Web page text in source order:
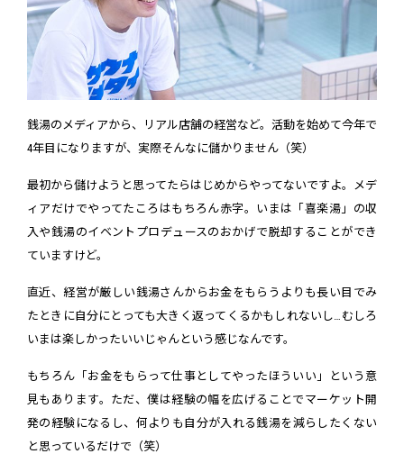
銭湯のメディアから、リアル店舗の経営など。活動を始めて今年で
4年目になりますが、実際そんなに儲かりません（笑）
最初から儲けようと思ってたらはじめからやってないですよ。メデ
ィアだけでやってたころはもちろん赤字。いまは「喜楽湯」の収
入や銭湯のイベントプロデュースのおかげで脱却することができ
ていますけど。
直近、経営が厳しい銭湯さんからお金をもらうよりも長い目でみ
たときに自分にとっても大きく返ってくるかもしれないし…むしろ
いまは楽しかったいいじゃんという感じなんです。
もちろん「お金をもらって仕事としてやったほういい」という意
見もあります。ただ、僕は経験の幅を広げることでマーケット開
発の経験になるし、何よりも自分が入れる銭湯を減らしたくない
と思っているだけで（笑）